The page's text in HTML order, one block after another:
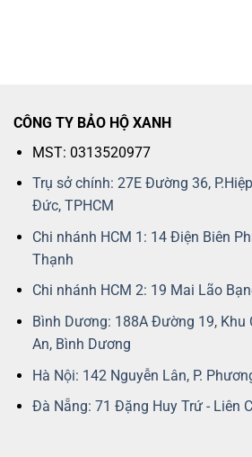
CÔNG TY BẢO HỘ XANH
MST: 0313520977
Trụ sở chính: 27E Đường 36,
Đức, TPHCM
Chi nhánh HCM 1: 14 Điện Biên
Thạnh
Chi nhánh HCM 2: 19 Mai Lão
Bình Dương: 188A Đường 19, Khu
An, Bình Dương
Hà Nội: 142 Nguyễn Lân, P.
Đà Nẵng: 71 Đặng Huy Trứ - Liên